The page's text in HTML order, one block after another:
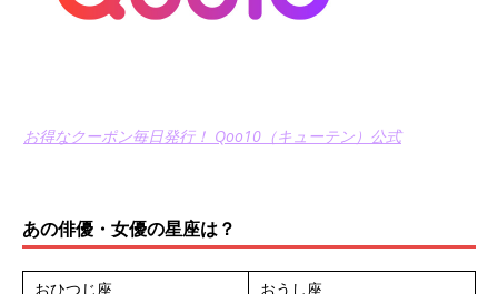
お得なクーポン毎日発行！ Qoo10（キューテン）公式
あの俳優・女優の星座は？
おひつじ座
おうし座